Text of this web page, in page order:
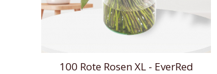
100 Rote Rosen XL - EverRed